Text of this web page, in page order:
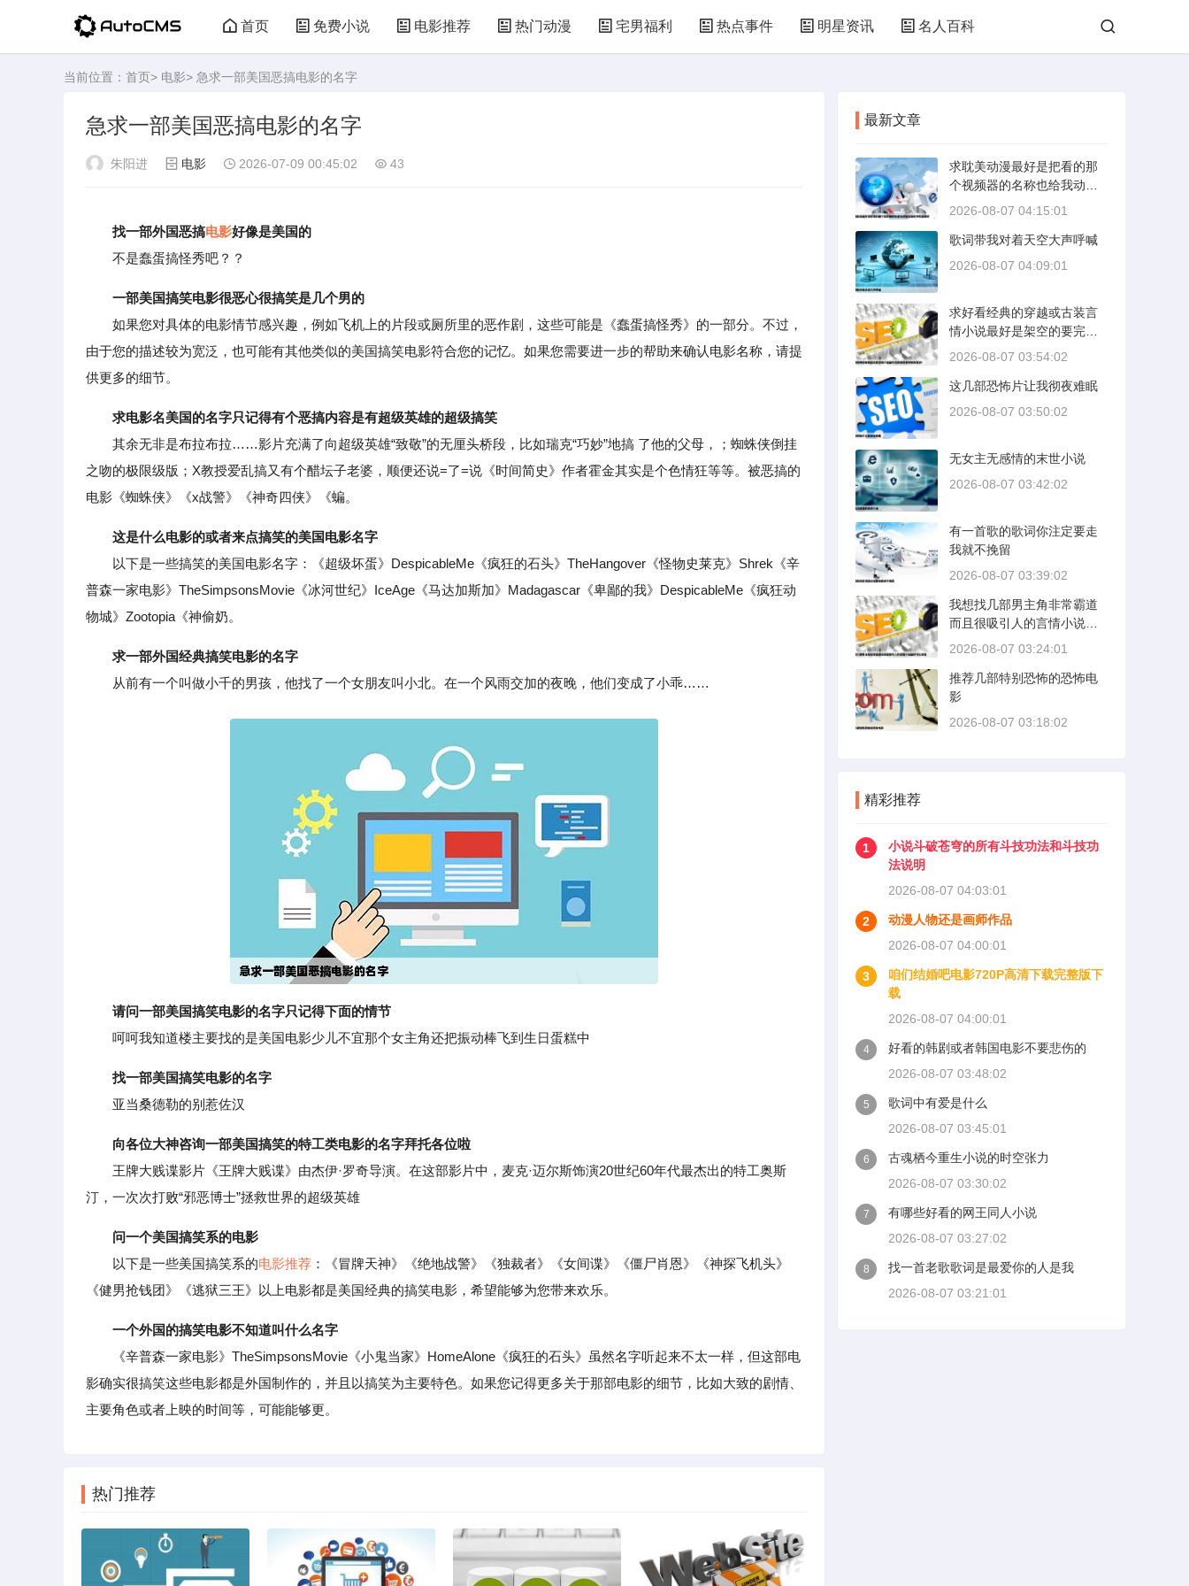
首页 免费小说 电影推荐 热门动漫 宅男福利 热点事件 明星资讯 名人百科
当前位置： 首页> 电影> 急求一部美国恶搞电影的名字
急求一部美国恶搞电影的名字
朱阳进 电影 2026-07-09 00:45:02 43
找一部外国恶搞电影好像是美国的
不是蠢蛋搞怪秀吧？？
一部美国搞笑电影很恶心很搞笑是几个男的
如果您对具体的电影情节感兴趣，例如飞机上的片段或厕所里的恶作剧，这些可能是《蠢蛋搞怪秀》的一部分。不过，
由于您的描述较为宽泛，也可能有其他类似的美国搞笑电影符合您的记忆。如果您需要进一步的帮助来确认电影名称，请提
供更多的细节。
求电影名美国的名字只记得有个恶搞内容是有超级英雄的超级搞笑
其余无非是布拉布拉……影片充满了向超级英雄“致敬”的无厘头桥段，比如瑞克“巧妙”地搞 了他的父母，；蜘蛛侠倒挂
之吻的极限级版；X教授爱乱搞又有个醋坛子老婆，顺便还说=了=说《时间简史》作者霍金其实是个色情狂等等。被恶搞的
电影《蜘蛛侠》《x战警》《神奇四侠》《蝙。
这是什么电影的或者来点搞笑的美国电影名字
以下是一些搞笑的美国电影名字：《超级坏蛋》DespicableMe《疯狂的石头》TheHangover《怪物史莱克》Shrek《辛
普森一家电影》TheSimpsonsMovie《冰河世纪》IceAge《马达加斯加》Madagascar《卑鄙的我》DespicableMe《疯狂动
物城》Zootopia《神偷奶。
求一部外国经典搞笑电影的名字
从前有一个叫做小千的男孩，他找了一个女朋友叫小北。在一个风雨交加的夜晚，他们变成了小乖……
请问一部美国搞笑电影的名字只记得下面的情节
呵呵我知道楼主要找的是美国电影少儿不宜那个女主角还把振动棒飞到生日蛋糕中
找一部美国搞笑电影的名字
亚当桑德勒的别惹佐汉
向各位大神咨询一部美国搞笑的特工类电影的名字拜托各位啦
王牌大贱谍影片《王牌大贱谍》由杰伊·罗奇导演。在这部影片中，麦克·迈尔斯饰演20世纪60年代最杰出的特工奥斯
汀，一次次打败“邪恶博士”拯救世界的超级英雄
问一个美国搞笑系的电影
以下是一些美国搞笑系的电影推荐 ：《冒牌天神》《绝地战警》《独裁者》《女间谍》《僵尸肖恩》《神探飞机头》
《健男抢钱团》《逃狱三王》以上电影都是美国经典的搞笑电影，希望能够为您带来欢乐。
一个外国的搞笑电影不知道叫什么名字
《辛普森一家电影》TheSimpsonsMovie《小鬼当家》HomeAlone《疯狂的石头》虽然名字听起来不太一样，但这部电
影确实很搞笑这些电影都是外国制作的，并且以搞笑为主要特色。如果您记得更多关于那部电影的细节，比如大致的剧情、
主要角色或者上映的时间等，可能能够更。
热门推荐
最新文章
求耽美动漫最好是把看的那
个视频器的名称也给我动漫
名字和需要的
2026-08-07 04:15:01
歌词带我对着天空大声呼喊
2026-08-07 04:09:01
求好看经典的穿越或古装言
情小说最好是架空的要完结
的要求1
2026-08-07 03:54:02
这几部恐怖片让我彻夜难眠
2026-08-07 03:50:02
无女主无感情的末世小说
2026-08-07 03:42:02
有一首歌的歌词你注定要走
我就不挽留
2026-08-07 03:39:02
我想找几部男主角非常霸道
而且很吸引人的言情小说最
好可以发到
2026-08-07 03:24:01
推荐几部特别恐怖的恐怖电
影
2026-08-07 03:18:02
精彩推荐
1
小说斗破苍穹的所有斗技功法和斗技功
法说明
2026-08-07 04:03:01
2
动漫人物还是画师作品
2026-08-07 04:00:01
3
咱们结婚吧电影720P高清下载完整版下
载
2026-08-07 04:00:01
4
好看的韩剧或者韩国电影不要悲伤的
2026-08-07 03:48:02
5
歌词中有爱是什么
2026-08-07 03:45:01
6
古魂栖今重生小说的时空张力
2026-08-07 03:30:02
7
有哪些好看的网王同人小说
2026-08-07 03:27:02
8
找一首老歌歌词是最爱你的人是我
2026-08-07 03:21:01